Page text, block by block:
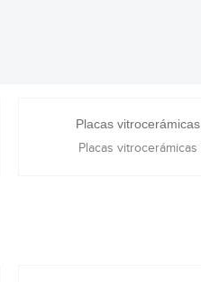
Placas vitrocerámicas
Placas vitrocerámicas